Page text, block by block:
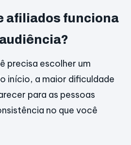
afiliados funciona
precisa escolher um
início, a maior dificuldade
para as pessoas
no que você